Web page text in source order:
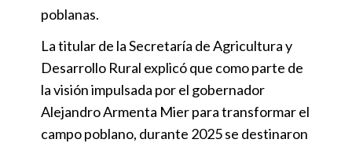
poblanas.
La titular de la Secretaría de Agricultura y
Desarrollo Rural explicó que como parte de
la visión impulsada por el gobernador
Alejandro Armenta Mier para transformar el
campo poblano, durante 2025 se destinaron